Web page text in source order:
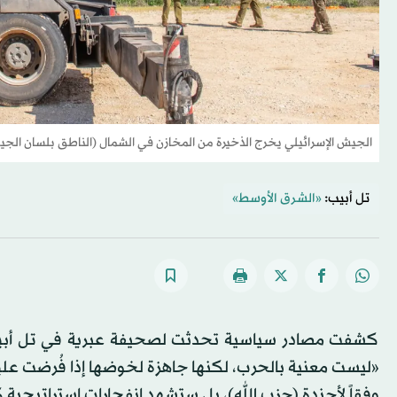
الجيش الإسرائيلي يخرج الذخيرة من المخازن في الشمال (الناطق بلسان
تل أبيب: «الشرق الأوسط»
كشفت مصادر سياسية تحدثت لصحيفة عبرية في تل أبيب
«ليست معنية بالحرب، لكنها جاهزة لخوضها إذا فُرضت